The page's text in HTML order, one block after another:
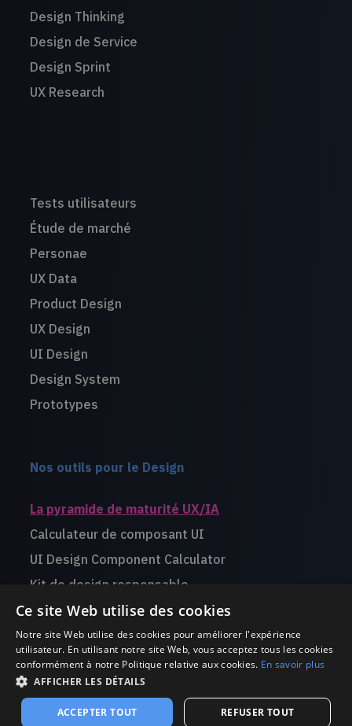
Design Thinking
Design de Service
Design Sprint
UX Research
Tests utilisateurs
Étude de marché
Personae
UX Data
Product Design
UX Design
UI Design
Design System
Prototypes
Nos outils pour le Design
La pyramide de maturité UX/IA
Calculateur de composant UI
UI Design Component Calculator
Kit de design responsable
Livre blanc Design for Startups
©use.design 2002-2026 -Mentions légales
Ce site Web utilise des cookies
Notre site Web utilise des cookies pour améliorer l'expérience
utilisateur. En utilisant notre site Web, vous acceptez tous les cookies
conformément à notre Politique relative aux cookies. En savoir plus
AFFICHER LES DÉTAILS
ACCEPTER TOUT REFUSER TOUT